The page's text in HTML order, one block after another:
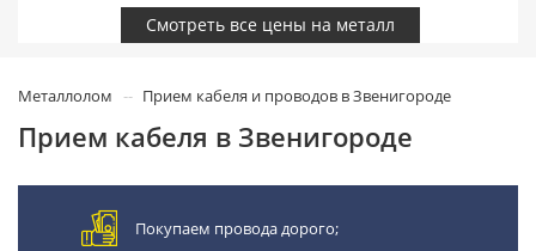
Смотреть все цены на металл
Металлолом Прием кабеля и проводов в Звенигороде
Прием кабеля в Звенигороде
Покупаем провода дорого;